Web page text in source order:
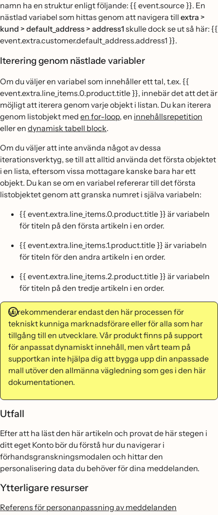
namn ha en struktur enligt följande: {{ event.source }}. En
nästlad variabel som hittas genom att navigera till extra >
kund > default_address > address1 skulle dock se ut så här: {{
event.extra.customer.default_address.address1 }}.
Iterering genom nästlade variabler
Om du väljer en variabel som innehåller ett tal, t.ex. {{
event.extra.line_items.0.product.title }}, innebär det att det är
möjligt att iterera genom varje objekt i listan. Du kan iterera
genom listobjekt med en for-loop, en innehållsrepetition
eller en dynamisk tabell block.
Om du väljer att inte använda något av dessa
iterationsverktyg, se till att alltid använda det första objektet
i en lista, eftersom vissa mottagare kanske bara har ett
objekt. Du kan se om en variabel refererar till det första
listobjektet genom att granska numret i själva variabeln:
{{ event.extra.line_items.0.product.title }} är variabeln
för titeln på den första artikeln i en order.
{{ event.extra.line_items.1.product.title }} är variabeln
för titeln för den andra artikeln i en order.
{{ event.extra.line_items.2.product.title }} är variabeln
för titeln på den tredje artikeln i en order.
Vi rekommenderar endast den här processen för
tekniskt kunniga marknadsförare eller för alla som har
tillgång till en utvecklare. Vår produkt finns på support
för anpassat dynamiskt innehåll, men vårt team på
supportkan inte hjälpa dig att bygga upp din anpassade
mall utöver den allmänna vägledning som ges i den här
dokumentationen.
Utfall
Efter att ha läst den här artikeln och provat de här stegen i
ditt eget Konto bör du förstå hur du navigerar i
förhandsgranskningsmodalen och hittar den
personalisering data du behöver för dina meddelanden.
Ytterligare resurser
Referens för personanpassning av meddelanden